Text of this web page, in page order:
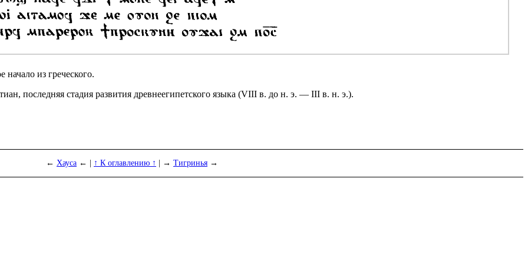
из греческого.
последняя стадия разви­тия древнеегипетского языка (VIII в. до н. э. — III в. н. э.).
← Хауса ← | ↑ К оглавлению ↑ | → Тигринья →